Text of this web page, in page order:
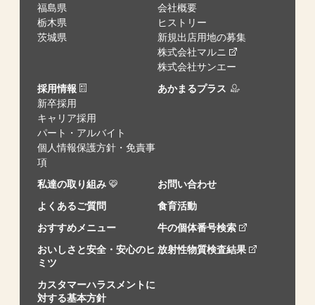
福島県
栃木県
茨城県
会社概要
ヒストリー
新規出店用地の募集
株式会社マルニ
株式会社サンエー
採用情報
新卒採用
キャリア採用
パート・アルバイト
個人情報保護方針・免責事
項
あかまるプラス
私達の取り組み
お問い合わせ
よくあるご質問
食育活動
おすすめメニュー
牛の個体番号検索
おいしさと安全・安心のヒ
ミツ
放射性物質検査結果
カスタマーハラスメントに
対する基本方針